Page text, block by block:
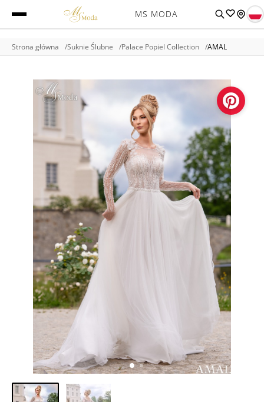
MS MODA
Strona główna Suknie Ślubne Palace Popiel Collection AMAL